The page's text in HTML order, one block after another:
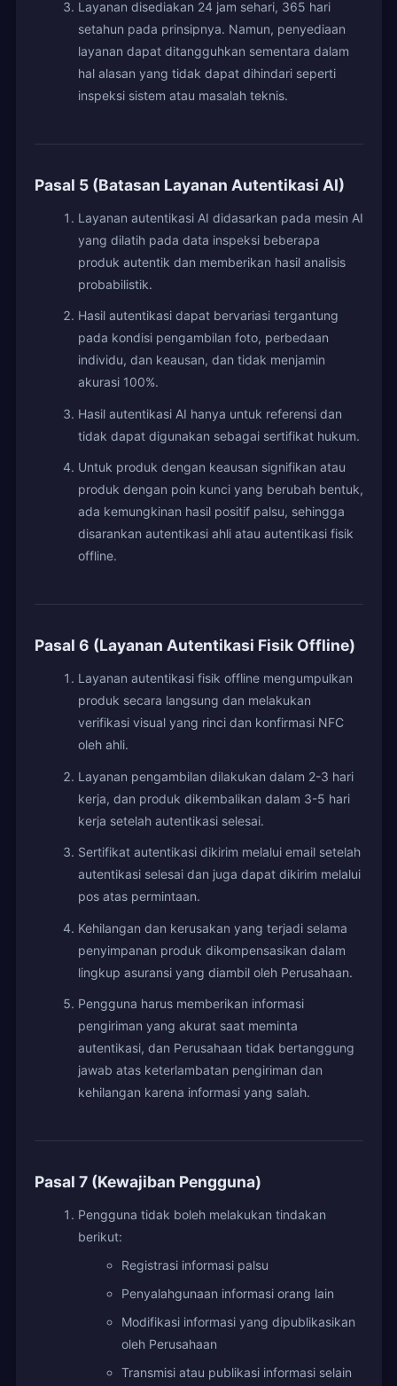
Layanan disediakan 24 jam sehari, 365 hari
setahun pada prinsipnya. Namun, penyediaan
layanan dapat ditangguhkan sementara dalam
hal alasan yang tidak dapat dihindari seperti
inspeksi sistem atau masalah teknis.
Pasal 5 (Batasan Layanan Autentikasi AI)
Layanan autentikasi AI didasarkan pada mesin AI
yang dilatih pada data inspeksi beberapa
produk autentik dan memberikan hasil analisis
probabilistik.
Hasil autentikasi dapat bervariasi tergantung
pada kondisi pengambilan foto, perbedaan
individu, dan keausan, dan tidak menjamin
akurasi 100%.
Hasil autentikasi AI hanya untuk referensi dan
tidak dapat digunakan sebagai sertifikat hukum.
Untuk produk dengan keausan signifikan atau
produk dengan poin kunci yang berubah bentuk,
ada kemungkinan hasil positif palsu, sehingga
disarankan autentikasi ahli atau autentikasi fisik
offline.
Pasal 6 (Layanan Autentikasi Fisik Offline)
Layanan autentikasi fisik offline mengumpulkan
produk secara langsung dan melakukan
verifikasi visual yang rinci dan konfirmasi NFC
oleh ahli.
Layanan pengambilan dilakukan dalam 2-3 hari
kerja, dan produk dikembalikan dalam 3-5 hari
kerja setelah autentikasi selesai.
Sertifikat autentikasi dikirim melalui email setelah
autentikasi selesai dan juga dapat dikirim melalui
pos atas permintaan.
Kehilangan dan kerusakan yang terjadi selama
penyimpanan produk dikompensasikan dalam
lingkup asuransi yang diambil oleh Perusahaan.
Pengguna harus memberikan informasi
pengiriman yang akurat saat meminta
autentikasi, dan Perusahaan tidak bertanggung
jawab atas keterlambatan pengiriman dan
kehilangan karena informasi yang salah.
Pasal 7 (Kewajiban Pengguna)
Pengguna tidak boleh melakukan tindakan
berikut:
Registrasi informasi palsu
Penyalahgunaan informasi orang lain
Modifikasi informasi yang dipublikasikan
oleh Perusahaan
Transmisi atau publikasi informasi selain